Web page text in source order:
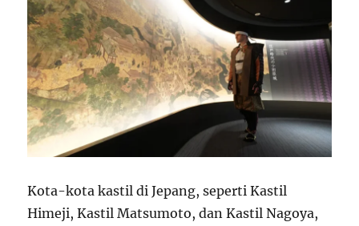
Kota-kota kastil di Jepang, seperti Kastil
Himeji, Kastil Matsumoto, dan Kastil Nagoya,